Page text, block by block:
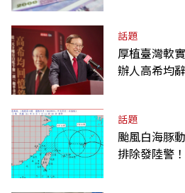
話題
厚植臺灣軟
辦人高希均
話題
颱風白海豚
排除發陸警